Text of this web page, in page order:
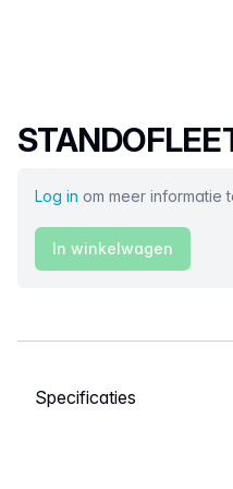
Log in om meer informatie
In winkelwagen
Selecteer een tabblad